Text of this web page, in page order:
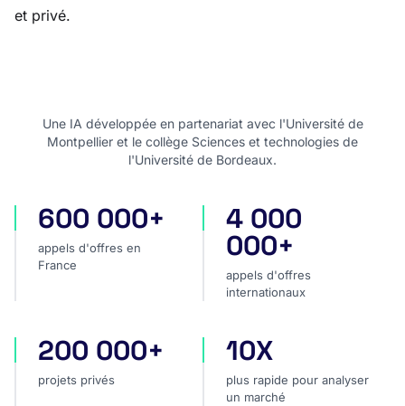
et privé.
Une IA développée en partenariat avec l'Université de
Montpellier et le collège Sciences et technologies de
l'Université de Bordeaux.
appels d'offres en France
600 000+
appels d'offres en
France
appels d'offres
4 000
000+
appels d'offres
internationaux
projets privés
200 000+
projets privés
plus rapide pour analyser
10X
plus rapide pour analyser
un marché